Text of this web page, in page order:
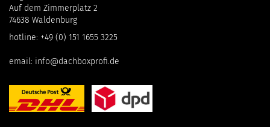
Auf dem Zimmerplatz 2
74638 Waldenburg
hotline: +49 (0) 151 1655 3225
email: info@dachboxprofi.de